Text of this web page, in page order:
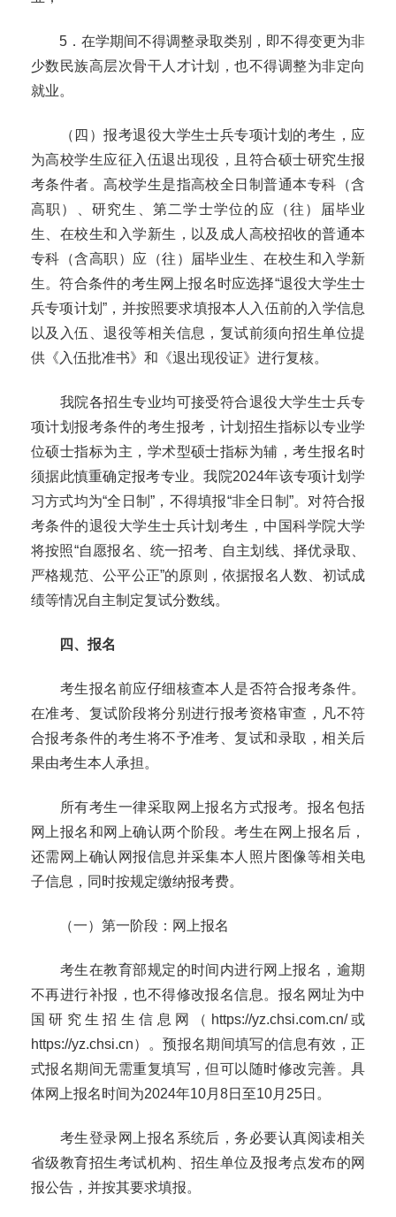
5 ．在学期间不得调整录取类别，即不得变更为非
少数民族高层次骨干人才计划，也不得调整为非定向
就业。
（四）报考退役大学生士兵专项计划的考生，应
为高校学生应征入伍退出现役，且符合硕士研究生报
考条件者。高校学生是指高校全日制普通本专科（含
高职）、研究生、第二学士学位的应（往）届毕业
生、在校生和入学新生，以及成人高校招收的普通本
专科（含高职）应（往）届毕业生、在校生和入学新
生。符合条件的考生网上报名时应选择“退役大学生士
兵专项计划”，并按照要求填报本人入伍前的入学信息
以及入伍、退役等相关信息，复试前须向招生单位提
供《入伍批准书》和《退出现役证》进行复核。
我院各招生专业均可接受符合退役大学生士兵专
项计划报考条件的考生报考，计划招生指标以专业学
位硕士指标为主，学术型硕士指标为辅，考生报名时
须据此慎重确定报考专业。我院2024年该专项计划学
习方式均为“全日制”，不得填报“非全日制”。对符合报
考条件的退役大学生士兵计划考生，中国科学院大学
将按照“自愿报名、统一招考、自主划线、择优录取、
严格规范、公平公正”的原则，依据报名人数、初试成
绩等情况自主制定复试分数线。
四、报名
考生报名前应仔细核查本人是否符合报考条件。
在准考、复试阶段将分别进行报考资格审查，凡不符
合报考条件的考生将不予准考、复试和录取，相关后
果由考生本人承担。
所有考生一律采取网上报名方式报考。报名包括
网上报名和网上确认两个阶段。考生在网上报名后，
还需网上确认网报信息并采集本人照片图像等相关电
子信息 ，同时按规定缴纳报考费。
（一）第一阶段：网上报名
考生在教育部规定的时间内进行网上报名，逾期
不再进行补报，也不得修改报名信息。报名网址为中
国研究生招生信息网（ https://yz.chsi.com.cn/或
https://yz.chsi.cn）。预报名期间填写的信息有效，正
式报名期间无需重复填写，但可以随时修改完善。具
体网上报名时间为2024年10月 8日至10月 25日。
考生登录网上报名系统后，务必要认真阅读相关
省级教育招生考试机构、招生单位及报考点发布的网
报公告，并按其要求填报。